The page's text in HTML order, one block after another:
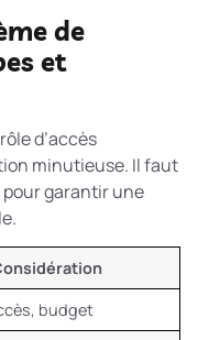
de
et
d’accès
minutieuse. Il faut
garantir une
budget